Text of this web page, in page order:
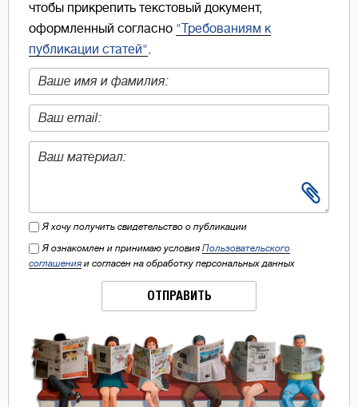
чтобы прикрепить текстовый документ,
оформленный согласно "Требованиям к
публикации статей".
Я хочу получить свидетельство о публикации
Я ознакомлен и принимаю условия Пользовательского
соглашения и согласен на обработку персональных данных
ОТПРАВИТЬ